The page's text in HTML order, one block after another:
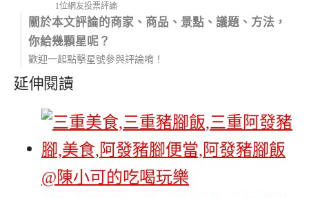
1位網友投票評論
關於本文評論的商家、商品、景點、議題、方法，
你給幾顆星呢？
歡迎一起點擊星號參與評論唷！
延伸閱讀